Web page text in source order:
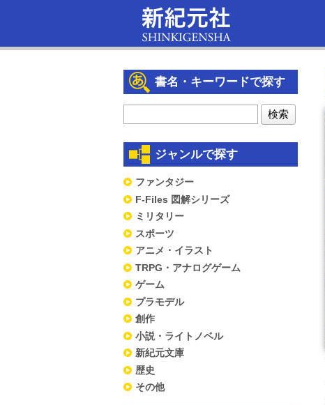
書名・キーワードで探す
ジャンルで探す
ファンタジー
F-Files 図解シリーズ
ミリタリー
スポーツ
アニメ・イラスト
TRPG・アナログゲーム
ゲーム
プラモデル
創作
小説・ライトノベル
新紀元文庫
歴史
その他